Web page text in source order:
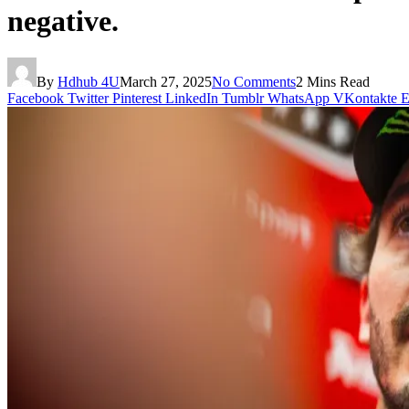
negative.
By Hdhub 4UMarch 27, 2025No Comments2 Mins Read
Facebook Twitter Pinterest LinkedIn Tumblr WhatsApp VKontakte